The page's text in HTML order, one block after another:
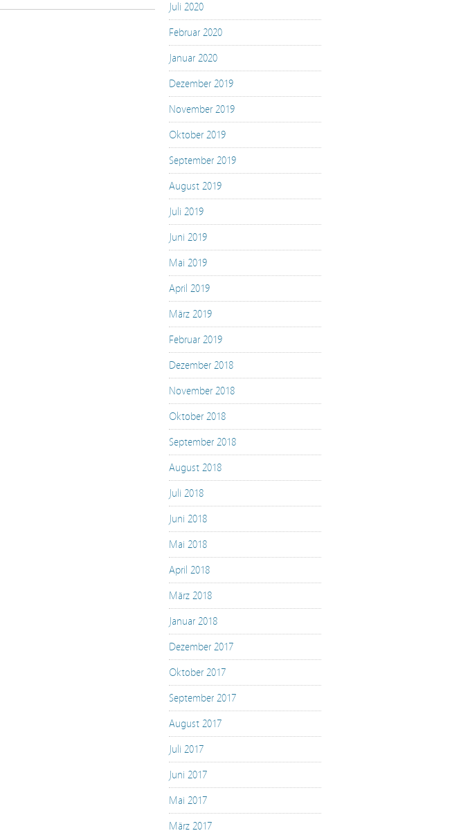
Juli 2020
Februar 2020
Januar 2020
Dezember 2019
November 2019
Oktober 2019
September 2019
August 2019
Juli 2019
Juni 2019
Mai 2019
April 2019
März 2019
Februar 2019
Dezember 2018
November 2018
Oktober 2018
September 2018
August 2018
Juli 2018
Juni 2018
Mai 2018
April 2018
März 2018
Januar 2018
Dezember 2017
Oktober 2017
September 2017
August 2017
Juli 2017
Juni 2017
Mai 2017
März 2017